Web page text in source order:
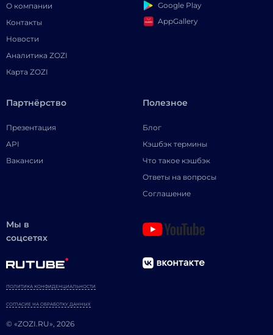
О компании
Контакты
Новости
Аналитика ZOZI
Карта ZOZI
Google Play
AppGallery
Партнёрство
Презентация
API
Вакансии
Полезное
Блог
Кэшбэк термины
Что такое кэшбэк
Ответы на вопросы
Соглашение
Мы в
соцсетях
© «ZOZI.RU», 2026
ПОЛИТИКА КОНФИДЕНЦИАЛЬНОСТИ
СОГЛАСИЕ НА ОБРАБОТКУ ДАННЫХ